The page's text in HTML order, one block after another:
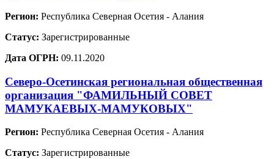
Регион: Республика Северная Осетия - Алания
Статус: Зарегистрированные
Дата ОГРН: 09.11.2020
Северо-Осетинская региональная общественная
организация "ФАМИЛЬНЫЙ СОВЕТ
МАМУКАЕВЫХ-МАМУКОВЫХ"
Регион: Республика Северная Осетия - Алания
Статус: Зарегистрированные